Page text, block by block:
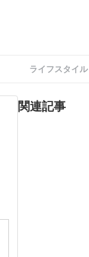
ライフスタイル
関連記事